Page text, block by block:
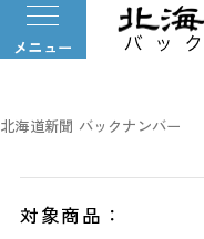
メニュー
北海道新聞 バックナンバー
対象商品：